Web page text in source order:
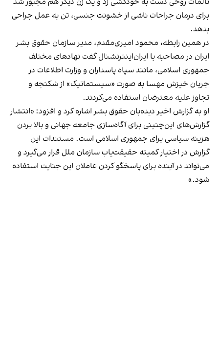
برای درمان جراحات ناشی از خشونت جنسی، تن به عمل جراحی
بدهد.
در همین رابطه، محمود امیری‌مقدم، مدیر سازمان حقوق بشر
ایران در مصاحبه با ایران‌اینترنشنال گفت نهادهای مختلف
جمهوری اسلامی، مانند سپاه پاسداران و وزارت اطلاعات در
جریان خیزش مهسا به صورت «سیستماتیک» از شکنجه و
تجاوز علیه معترضان استفاده می‌کردند.
او به گزارش اخیر دیده‌بان حقوق بشر اشاره کرد و افزود: «انتشار
گزارش‌های این‌چنینی برای آگاه‌سازی جامعه جهانی و بالا بردن
هزینه سیاسی برای جمهوری اسلامی است. مستندات این
گزارش در اختیار کمیته حقیقت‌یاب سازمان ملل قرار می‌گیرد و
می‌تواند در آینده برای پاسخگو کردن عاملان این جنایت استفاده
شود.»